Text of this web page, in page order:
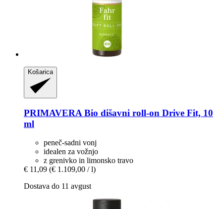
Košarica
PRIMAVERA Bio dišavni roll-​on Drive Fit, 10
ml
peneč-sadni vonj
idealen za vožnjo
z grenivko in limonsko travo
€ 11,09 (€ 1.109,00 / l)
Dostava do 11 avgust